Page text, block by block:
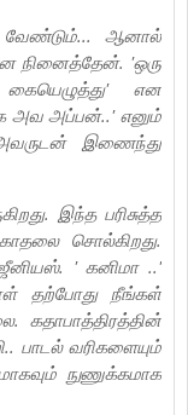
வேண்டும்... ஆனால்
நினைத்தேன். 'ஒரு
என
அவ அப்பன்..' எனும்
அவருடன் இணைந்து
இந்த பரிசுத்த
சொல்கிறது.
' கனிமா ..'
தற்போது நீங்கள்
கதாபாத்திரத்தின்
பாடல் வரிகளையும்
நுணுக்கமாக